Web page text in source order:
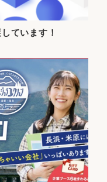
ています！